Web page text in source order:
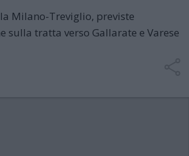
Milano-Treviglio, previste
sulla tratta verso Gallarate e Varese